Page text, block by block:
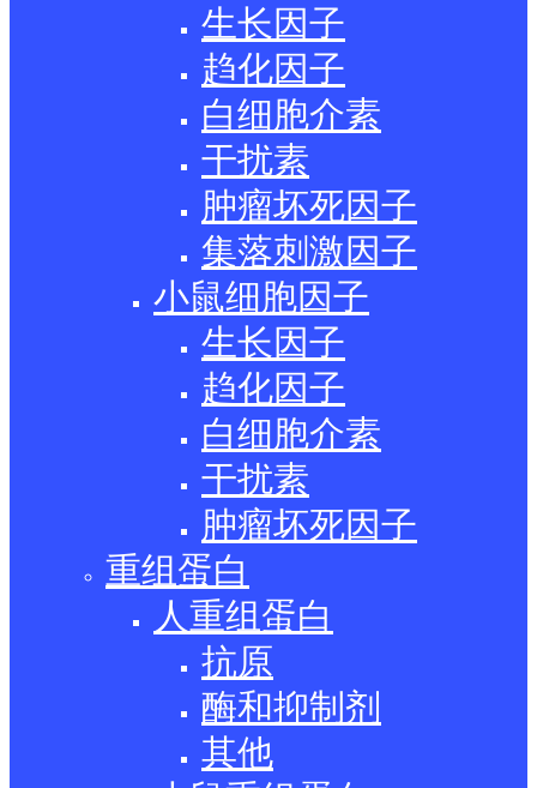
生长因子
趋化因子
白细胞介素
干扰素
肿瘤坏死因子
集落刺激因子
小鼠细胞因子
生长因子
趋化因子
白细胞介素
干扰素
肿瘤坏死因子
重组蛋白
人重组蛋白
抗原
酶和抑制剂
其他